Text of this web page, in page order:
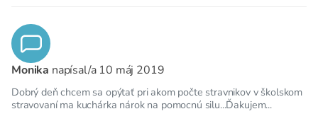
Monika napísal/a 10 máj 2019
Dobrý deň chcem sa opýtať pri akom počte stravnikov v školskom
stravovaní ma kuchárka nárok na pomocnú silu...Ďakujem...